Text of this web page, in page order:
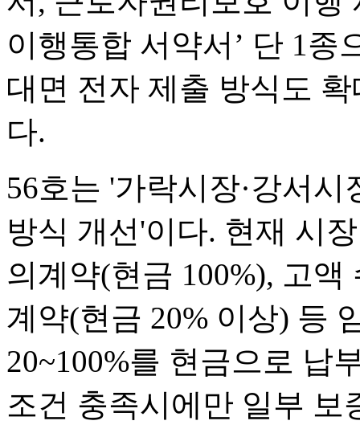
이행통합 서약서’ 단 1종
대면 전자 제출 방식도
다.
56호는 '가락시장·강서
방식 개선'이다. 현재 시
의계약(현금 100%), 고
계약(현금 20% 이상) 등
20~100%를 현금으로 납
조건 충족시에만 일부 보